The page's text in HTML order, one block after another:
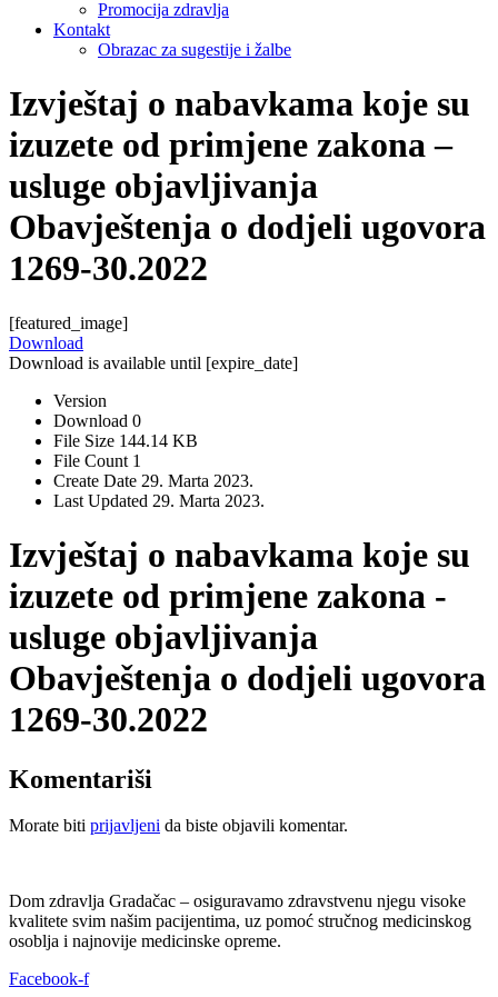
Promocija zdravlja
Kontakt
Obrazac za sugestije i žalbe
Izvještaj o nabavkama koje su
izuzete od primjene zakona –
usluge objavljivanja
Obavještenja o dodjeli ugovora
1269-30.2022
[featured_image]
Download
Download is available until [expire_date]
Version
Download 0
File Size 144.14 KB
File Count 1
Create Date 29. Marta 2023.
Last Updated 29. Marta 2023.
Izvještaj o nabavkama koje su
izuzete od primjene zakona -
usluge objavljivanja
Obavještenja o dodjeli ugovora
1269-30.2022
Komentariši
Morate biti prijavljeni da biste objavili komentar.
Dom zdravlja Gradačac – osiguravamo zdravstvenu njegu visoke
kvalitete svim našim pacijentima, uz pomoć stručnog medicinskog
osoblja i najnovije medicinske opreme.
Facebook-f